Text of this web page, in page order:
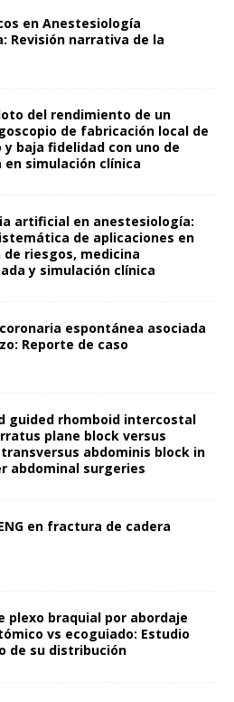
en Anestesiología
Revisión narrativa de la
del rendimiento de un
de fabricación local de
y baja fidelidad con uno de
simulación clínica
artificial en anestesiología:
de aplicaciones en
de riesgos, medicina
y simulación clínica
espontánea asociada
Reporte de caso
guided rhomboid intercostal
plane block versus
abdominis block in
abdominal surgeries
en fractura de cadera
plexo braquial por abordaje
vs ecoguiado: Estudio
de su distribución